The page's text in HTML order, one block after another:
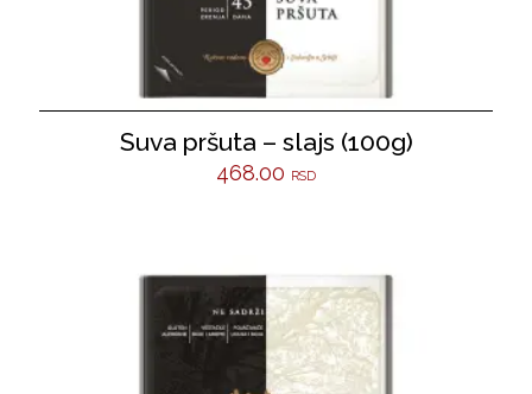
Suva pršuta – slajs (100g)
468.00 RSD